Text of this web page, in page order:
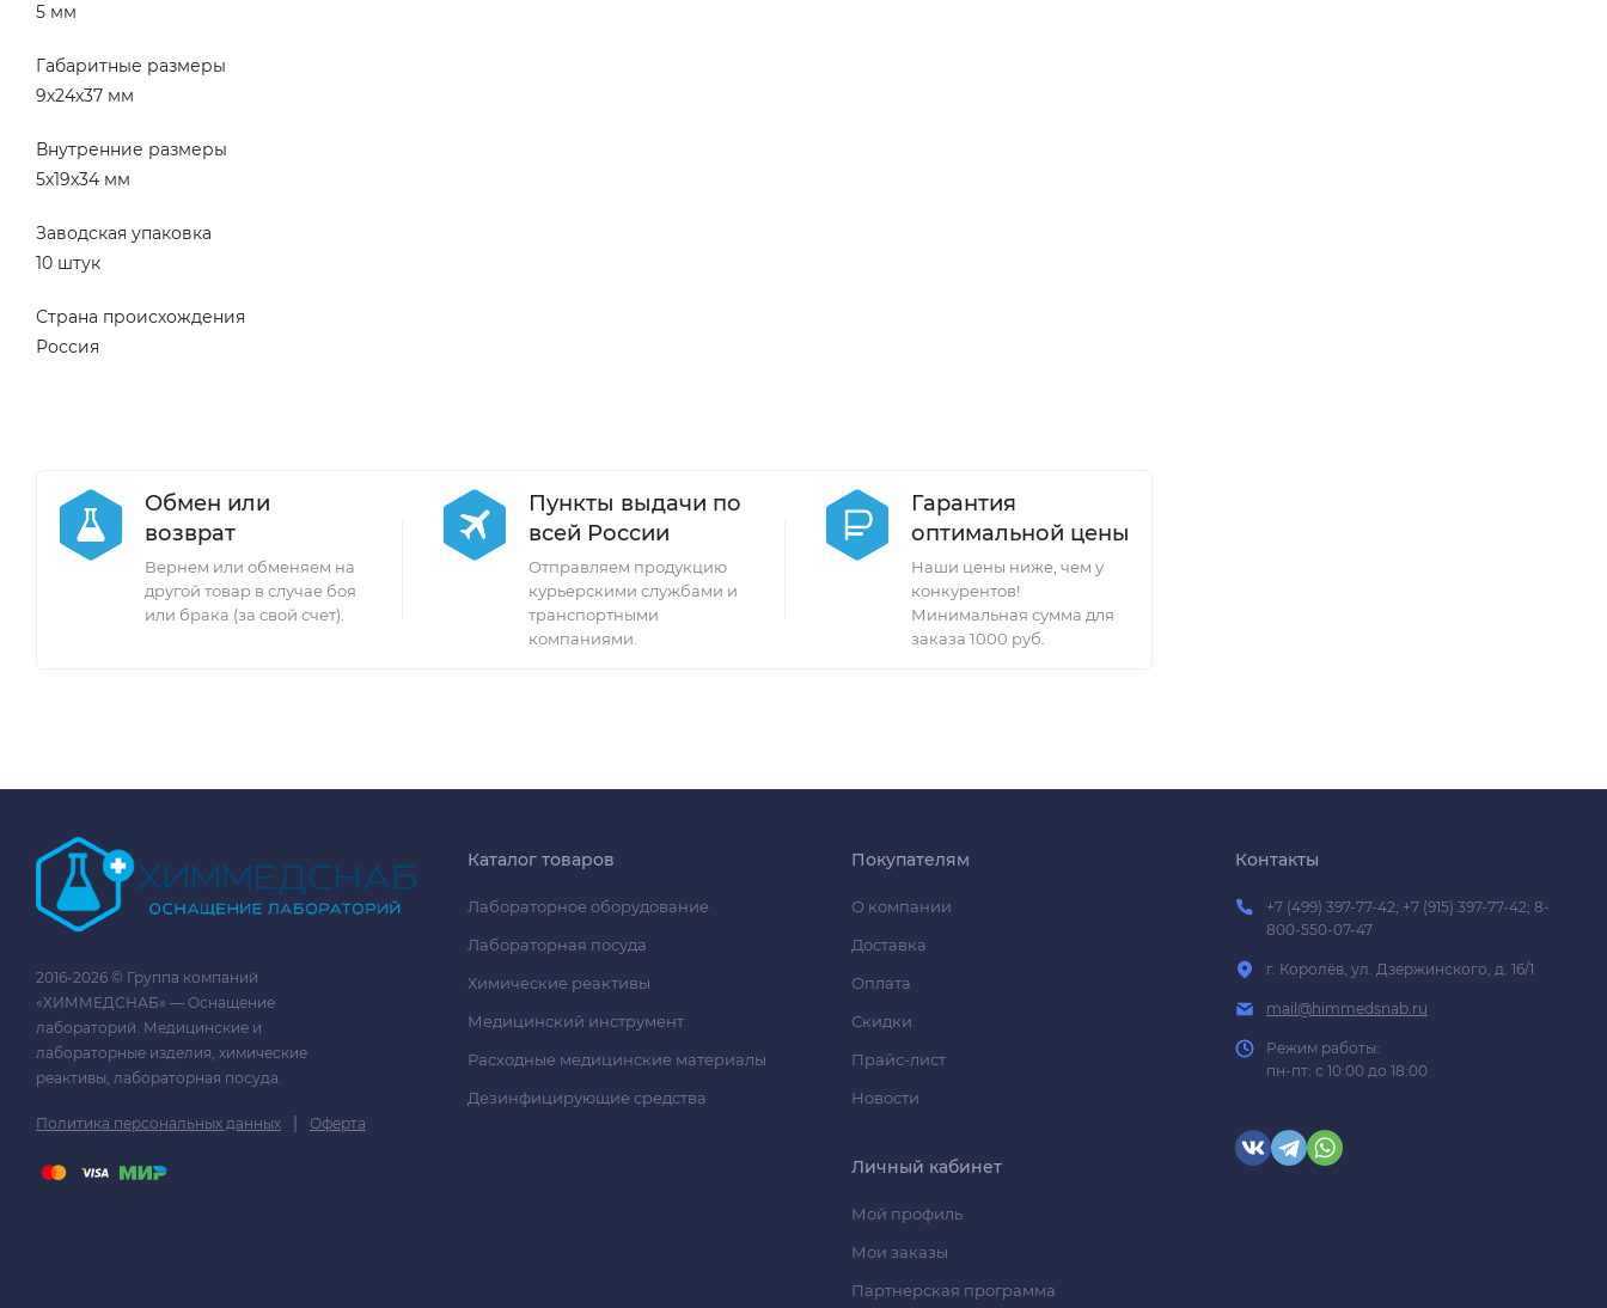
5 мм
Габаритные размеры
9х24х37 мм
Внутренние размеры
5х19х34 мм
Заводская упаковка
10 штук
Страна происхождения
Россия
Обмен или
возврат
Вернем или обменяем на
другой товар в случае боя
или брака (за свой счет).
Пункты выдачи по
всей России
Отправляем продукцию
курьерскими службами и
транспортными
компаниями.
Гарантия
оптимальной цены
Наши цены ниже, чем у
конкурентов!
Минимальная сумма для
заказа 1000 руб.
2016-2026 © Группа компаний
«ХИММЕДСНАБ» — Оснащение
лабораторий. Медицинские и
лабораторные изделия, химические
реактивы, лабораторная посуда.
Политика персональных данных | Оферта
Каталог товаров
Лабораторное оборудование
Лабораторная посуда
Химические реактивы
Медицинский инструмент
Расходные медицинские материалы
Дезинфицирующие средства
Покупателям
О компании
Доставка
Оплата
Скидки
Прайс-лист
Новости
Личный кабинет
Мой профиль
Мои заказы
Партнерская программа
Контакты
+7 (499) 397-77-42; +7 (915) 397-77-42; 8-
800-550-07-47
г. Королёв, ул. Дзержинского, д. 16/1
mail@himmedsnab.ru
Режим работы:
пн-пт: с 10:00 до 18:00